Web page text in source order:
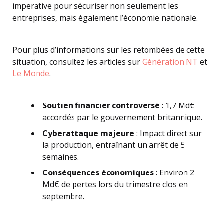
imperative pour sécuriser non seulement les
entreprises, mais également l’économie nationale.
Pour plus d’informations sur les retombées de cette
situation, consultez les articles surGénération NT et
Le Monde.
Soutien financier controversé : 1,7 Md€
accordés par le gouvernement britannique.
Cyberattaque majeure : Impact direct sur
la production, entraînant un arrêt de 5
semaines.
Conséquences économiques: Environ 2
Md€ de pertes lors du trimestre clos en
septembre.